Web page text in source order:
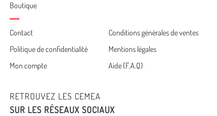
Boutique
Cemea
footer
Contact
Conditions générales de ventes
Politique de confidentialité
Mentions légales
Mon compte
Aide (F.A.Q)
RETROUVEZ LES CEMEA
SUR LES RÉSEAUX SOCIAUX